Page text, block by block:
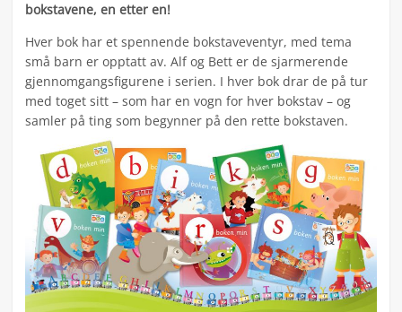
bokstavene, en etter en!
Hver bok har et spennende bokstaveventyr, med tema
små barn er opptatt av. Alf og Bett er de sjarmerende
gjennomgangsfigurene i serien. I hver bok drar de på tur
med toget sitt – som har en vogn for hver bokstav – og
samler på ting som begynner på den rette bokstaven.